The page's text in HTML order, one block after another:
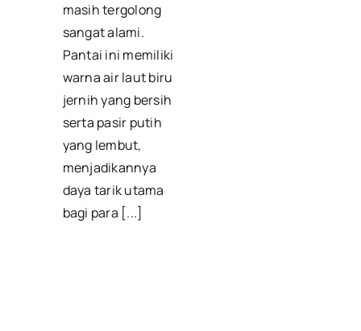
masih tergolong
sangat alami.
Pantai ini memiliki
warna air laut biru
jernih yang bersih
serta pasir putih
yang lembut,
menjadikannya
daya tarik utama
bagi para [...]